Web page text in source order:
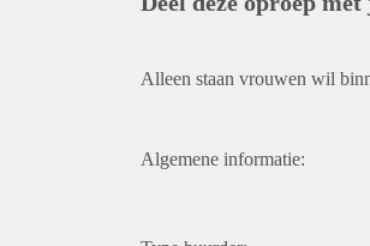
Alleen staan vrouwen wil
Algemene informatie: